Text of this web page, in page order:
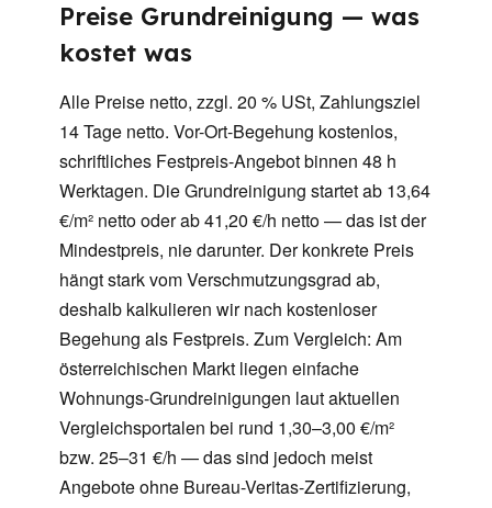
Preise Grundreinigung — was
kostet was
Alle Preise netto, zzgl. 20 % USt, Zahlungsziel
14 Tage netto. Vor-Ort-Begehung kostenlos,
schriftliches Festpreis-Angebot binnen 48 h
Werktagen. Die Grundreinigung startet ab 13,64
€/m² netto oder ab 41,20 €/h netto — das ist der
Mindestpreis, nie darunter. Der konkrete Preis
hängt stark vom Verschmutzungsgrad ab,
deshalb kalkulieren wir nach kostenloser
Begehung als Festpreis. Zum Vergleich: Am
österreichischen Markt liegen einfache
Wohnungs-Grundreinigungen laut aktuellen
Vergleichsportalen bei rund 1,30–3,00 €/m²
bzw. 25–31 €/h — das sind jedoch meist
Angebote ohne Bureau-Veritas-Zertifizierung,